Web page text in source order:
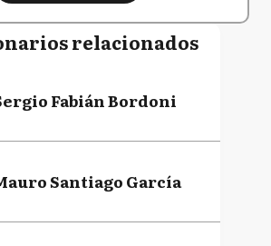
relacionados
Fabián Bordoni
Santiago García